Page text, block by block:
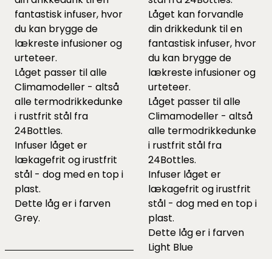
fantastisk infuser, hvor
du kan brygge de
lækreste infusioner og
urteteer.
Låget passer til alle
Climamodeller - altså
alle termodrikkedunke
i rustfrit stål fra
24Bottles.
Infuser låget er
lækagefrit og irustfrit
stål - dog med en top i
plast.
Dette låg er i farven
Grey.
Låget kan forvandle
din drikkedunk til en
fantastisk infuser, hvor
du kan brygge de
lækreste infusioner og
urteteer.
Låget passer til alle
Climamodeller - altså
alle termodrikkedunke
i rustfrit stål fra
24Bottles.
Infuser låget er
lækagefrit og irustfrit
stål - dog med en top i
plast.
Dette låg er i farven
Light Blue